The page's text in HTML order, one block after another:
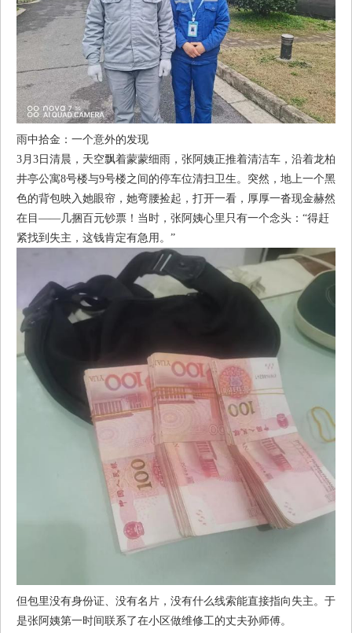
雨中拾金：一个意外的发现
3月3日清晨，天空飘着蒙蒙细雨，张阿姨正推着清洁车，沿着龙柏
井亭公寓8号楼与9号楼之间的停车位清扫卫生。突然，地上一个黑
色的背包映入她眼帘，她弯腰捡起，打开一看，厚厚一沓现金赫然
在目——几捆百元钞票！当时，张阿姨心里只有一个念头：“得赶
紧找到失主，这钱肯定有急用。”
但包里没有身份证、没有名片，没有什么线索能直接指向失主。于
是张阿姨第一时间联系了在小区做维修工的丈夫孙师傅。